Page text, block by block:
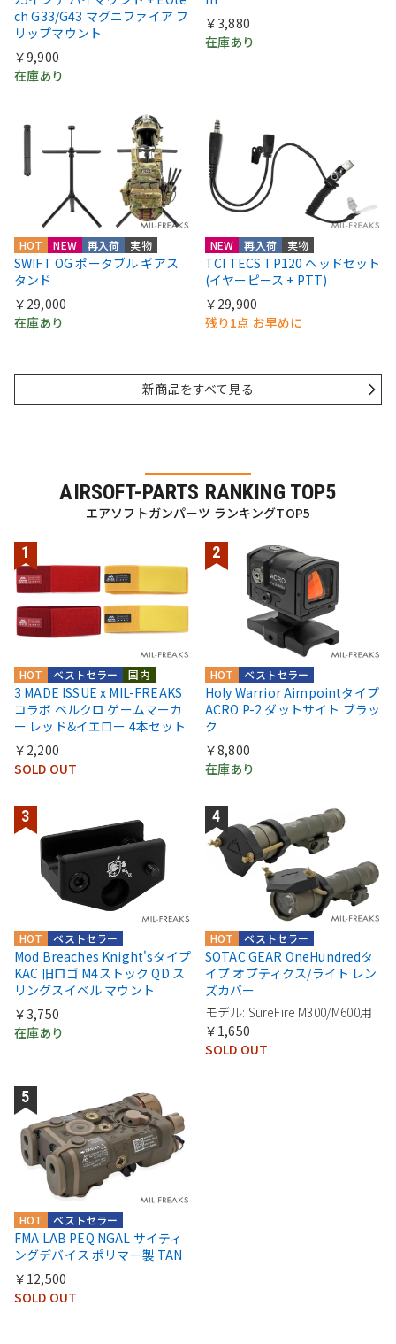
ch G33/G43 マグニファイア フ
リップマウント
￥9,900
在庫あり
￥3,880
在庫あり
HOT NEW 再入荷 実物
SWIFT OG ポータブル ギアス
タンド
￥29,000
在庫あり
NEW 再入荷 実物
TCI TECS TP120 ヘッドセット
(イヤーピース + PTT)
￥29,900
残り1点 お早めに
新商品をすべて見る
AIRSOFT-PARTS RANKING TOP5
エアソフトガンパーツ ランキングTOP5
国内
ベストセラー
HOT
3 MADE ISSUE x MIL-FREAKS
コラボ ベルクロ ゲームマーカ
ー レッド&イエロー 4本セット
￥2,200
SOLD OUT
ベストセラー
HOT
Holy Warrior Aimpointタイプ
ACRO P-2 ダットサイト ブラッ
ク
￥8,800
在庫あり
ベストセラー
HOT
Mod Breaches Knight'sタイプ
KAC 旧ロゴ M4ストック QD ス
リングスイベル マウント
￥3,750
在庫あり
ベストセラー
HOT
SOTAC GEAR OneHundredタ
イプ オプティクス/ライト レン
ズカバー
モデル: SureFire M300/M600用
￥1,650
SOLD OUT
ベストセラー
HOT
FMA LAB PEQ NGAL サイティ
ングデバイス ポリマー製 TAN
￥12,500
SOLD OUT